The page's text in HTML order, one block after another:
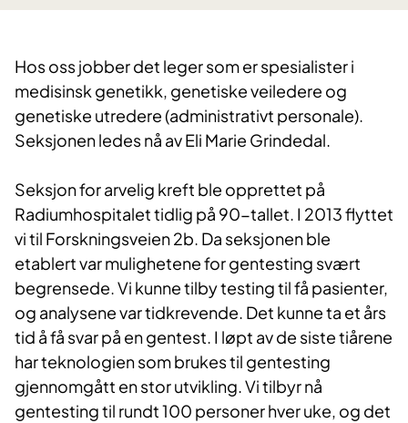
​Hos oss jobber det leger som er spesialister i
medisinsk genetikk, genetiske veiledere og
genetiske utredere (administrativt personale).
Seksjonen ledes nå av Eli Marie Grindedal.
Seksjon for arvelig kreft ble opprettet på
Radiumhospitalet tidlig på 90-tallet. I 2013 flyttet
vi til Forskningsveien 2b. Da seksjonen ble
etablert var mulighetene for gentesting svært
begrensede. Vi kunne tilby testing til få pasienter,
og analysene var tidkrevende. Det kunne ta et års
tid å få svar på en gentest. I løpt av de siste tiårene
har teknologien som brukes til gentesting
gjennomgått en stor utvikling. Vi tilbyr nå
gentesting til rundt 100 personer hver uke, og det